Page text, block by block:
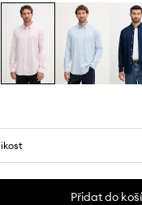
Přidat do